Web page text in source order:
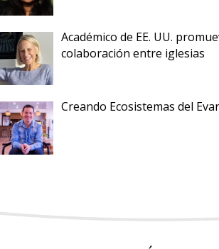
Académico de EE. UU.
colaboración entre iglesias
Creando Ecosistemas del